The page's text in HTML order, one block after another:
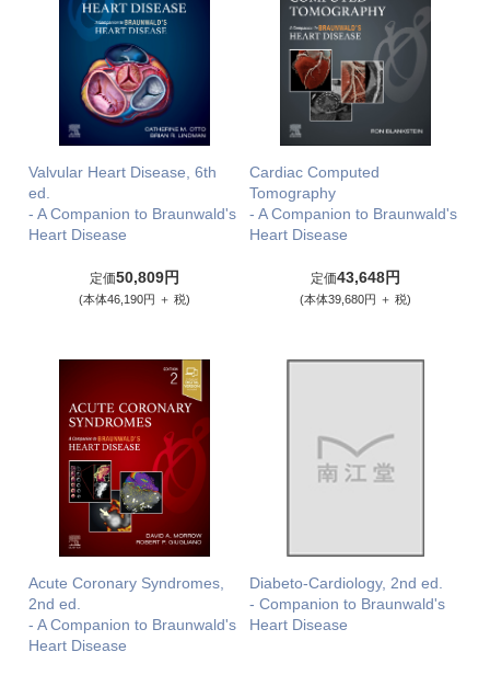
Valvular Heart Disease, 6th
ed.
- A Companion to Braunwald's
Heart Disease
定価50,809円
(本体46,190円 ＋ 税)
Cardiac Computed
Tomography
- A Companion to Braunwald's
Heart Disease
定価43,648円
(本体39,680円 ＋ 税)
Acute Coronary Syndromes,
2nd ed.
- A Companion to Braunwald's
Heart Disease
Diabeto-Cardiology, 2nd ed.
- Companion to Braunwald's
Heart Disease